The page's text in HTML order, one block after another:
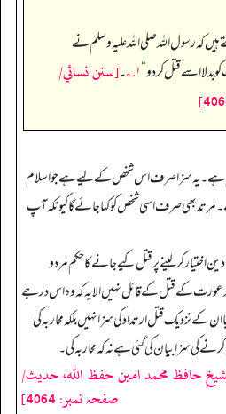
کہ رسول اللہ صلی اللہ علیہ وسلم نے
اسے قتل کر دو“۱؎ ۔[سنن نسائي/
ہے۔ یہ سزا صرف اس شخص کے لیے ہے جو اسلام
مرتد بھی صرف اسی شخص کو کہا جائے گا کیونکہ آپ
کر لینے پر قتل کیے جانے کا حکم مرد و
کے قتل کے قائل نہیں الا یہ کہ وہ اس درجے
ان کے نزدیک قتل ارتداد کی سزا نہیں بلکہ محاربہ کی
کی سزا بیان کی گئی ہے نہ کہ محاربہ کی۔
حافظ محمد امین حفظ اللہ، حدیث/
صفحہ نمبر: 4064]